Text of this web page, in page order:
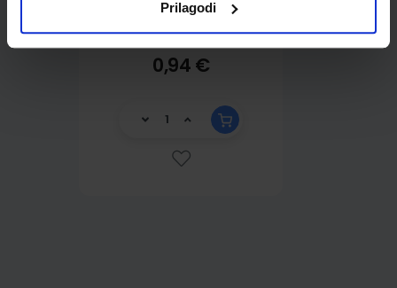
Prilagodi
0,94 €